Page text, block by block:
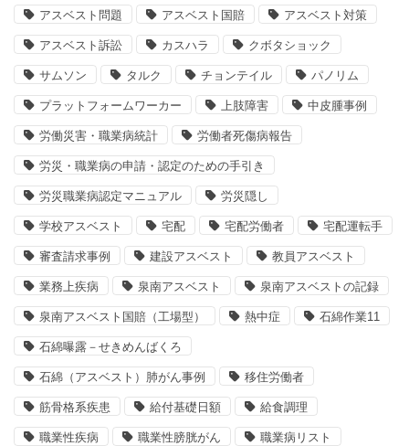
アスベスト問題 アスベスト国賠 アスベスト対策
アスベスト訴訟 カスハラ クボタショック
サムソン タルク チョンテイル パノリム
プラットフォームワーカー 上肢障害 中皮腫事例
労働災害・職業病統計 労働者死傷病報告
労災・職業病の申請・認定のための手引き
労災職業病認定マニュアル 労災隠し
学校アスベスト 宅配 宅配労働者 宅配運転手
審査請求事例 建設アスベスト 教員アスベスト
業務上疾病 泉南アスベスト 泉南アスベストの記録
泉南アスベスト国賠（工場型） 熱中症 石綿作業11
石綿曝露－せきめんばくろ
石綿（アスベスト）肺がん事例 移住労働者
筋骨格系疾患 給付基礎日額 給食調理
職業性疾病 職業性膀胱がん 職業病リスト